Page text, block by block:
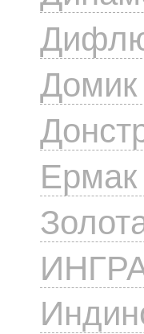
Домик
Ермак